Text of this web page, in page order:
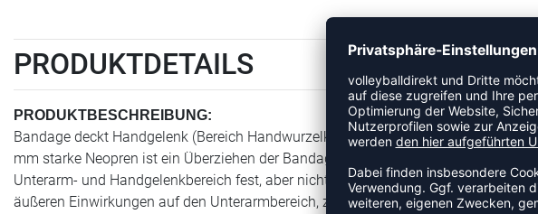
PRODUKTDETAILS
PRODUKTBESCHREIBUNG:
Bandage deckt Handgelenk (Bereich Handwurzelknochen) und ca. zwei Drittel
mm starke Neopren ist ein Überziehen der Bandage problemlos; der Sitz der
Unterarm- und Handgelenkbereich fest, aber nicht einschnürend umschließt.
äußeren Einwirkungen auf den Unterarmbereich, z.B. beim Volleyball u.ä., geeignet